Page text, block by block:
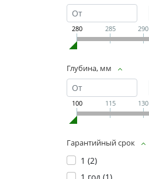
280 285 290
Глубина, мм
100 115 130
Гарантийный срок
1 (2)